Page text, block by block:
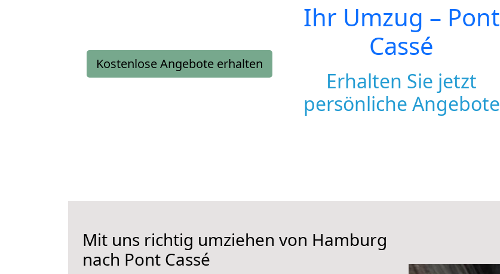
Kostenlose Angebote erhalten
Ihr Umzug – Pont
Cassé
Erhalten Sie jetzt
persönliche Angebote
Mit uns richtig umziehen von Hamburg
nach Pont Cassé